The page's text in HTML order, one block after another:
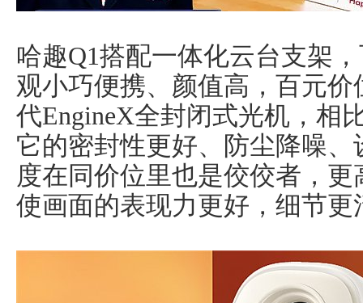
哈趣Q1搭配一体化云台支架
观小巧便携、颜值高，百元
代EngineX全封闭式光机，相
它的密封性更好、防尘降噪
度在同价位里也是佼佼者，
使画面的表现力更好，细节更